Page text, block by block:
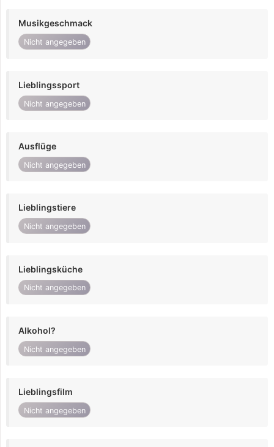
Musikgeschmack
Nicht angegeben
Lieblingssport
Nicht angegeben
Ausflüge
Nicht angegeben
Lieblingstiere
Nicht angegeben
Lieblingsküche
Nicht angegeben
Alkohol?
Nicht angegeben
Lieblingsfilm
Nicht angegeben